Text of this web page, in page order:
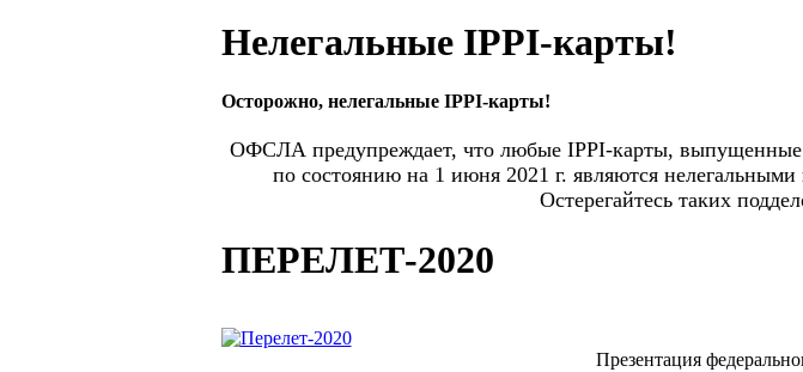
Нелегальные IPPI-карты!
Осторожно, нелегальные IPPI-карты!
ОФСЛА предупреждает, что любые IPPI-карты, выпущенные
по состоянию на 1 июня 2021 г. являются
Остерегайтесь таких
ПЕРЕЛЕТ-2020
Презентация